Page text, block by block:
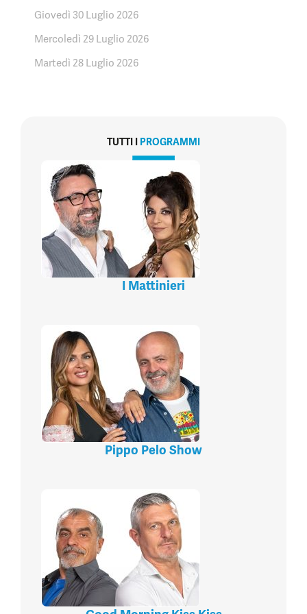
Giovedì 30 Luglio 2026
Mercoledì 29 Luglio 2026
Martedì 28 Luglio 2026
TUTTI I PROGRAMMI
I Mattinieri
Pippo Pelo Show